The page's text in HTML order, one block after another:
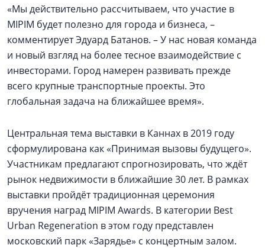
«Мы действительно рассчитываем, что участие в
MIPIM будет полезно для города и бизнеса, –
комментирует Эдуард Батанов. – У нас новая команда
и новый взгляд на более тесное взаимодействие с
инвесторами. Город намерен развивать прежде
всего крупные транспортные проекты. Это
глобальная задача на ближайшее время».
Центральная тема выставки в Каннах в 2019 году
сформулирована как «Принимая вызовы будущего».
Участникам предлагают спрогнозировать, что ждёт
рынок недвижимости в ближайшие 30 лет. В рамках
выставки пройдёт традиционная церемония
вручения наград MIPIM Awards. В категории Best
Urban Regeneration в этом году представлен
московский парк «Зарядье» с концертным залом.